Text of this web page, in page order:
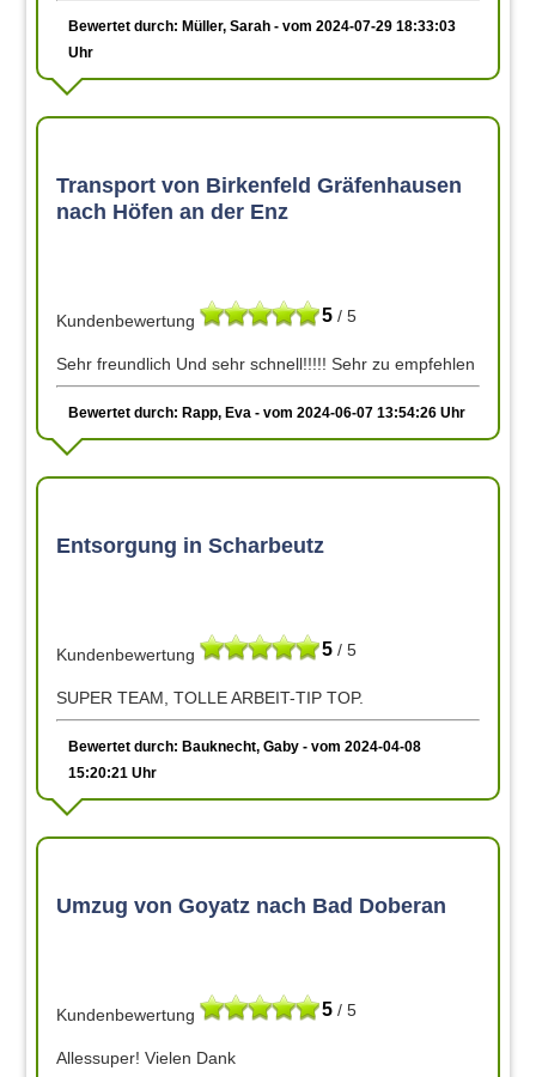
Bewertet durch: Müller, Sarah - vom 2024-07-29 18:33:03
Uhr
Transport von Birkenfeld Gräfenhausen
nach Höfen an der Enz
5 / 5
Kundenbewertung
Sehr freundlich Und sehr schnell!!!!! Sehr zu empfehlen
Bewertet durch: Rapp, Eva - vom 2024-06-07 13:54:26 Uhr
Entsorgung in Scharbeutz
5 / 5
Kundenbewertung
SUPER TEAM, TOLLE ARBEIT-TIP TOP.
Bewertet durch: Bauknecht, Gaby - vom 2024-04-08
15:20:21 Uhr
Umzug von Goyatz nach Bad Doberan
5 / 5
Kundenbewertung
Allessuper! Vielen Dank